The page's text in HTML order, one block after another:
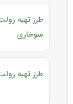
طرز تهیه
سوخاری
طرز تهیه